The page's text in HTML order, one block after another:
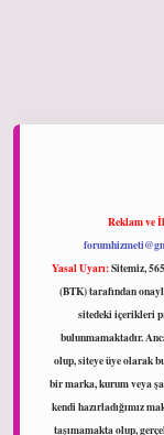
Reklam ve
Yasal Uyarı:Sitemiz,
(BTK) tarafından
sitedeki içerikleri
bulunmamaktadır.
olup, siteye üye olarak
bir marka, kurum veya
kendi hazırladığımız
taşımamakta olup,